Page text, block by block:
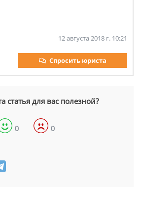
12 августа 2018 г. 10:21
Спросить юриста
статья для вас полезной?
0 0